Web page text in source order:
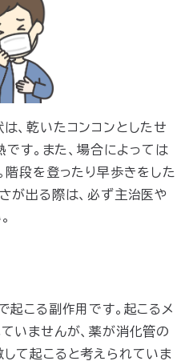
、乾いたコンコンとしたせ
です。また、場合によっては
階段を登ったり早歩きをした
が出る際は、必ず主治医や
起こる副作用です。起こるメ
いませんが、薬が消化管の
て起こると考えられていま